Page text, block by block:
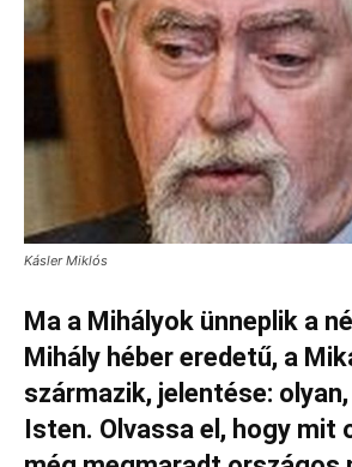
Kásler Miklós
Ma a Mihályok ünneplik a
Mihály héber eredetű, a
származik, jelentése:
Isten. Olvassa el, hogy mit